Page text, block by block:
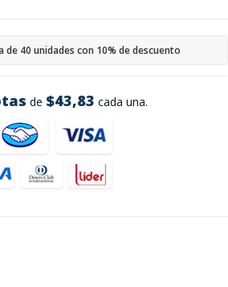
de $43,83 cada una.
de 40 unidades con 10% de descuento